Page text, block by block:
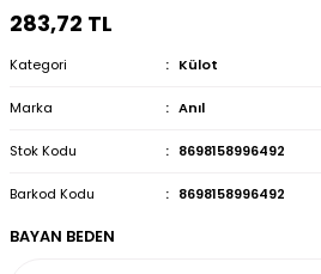
283,72 TL
Kategori Külot
Marka Anıl
Stok Kodu 8698158996492
Barkod Kodu 8698158996492
BAYAN BEDEN